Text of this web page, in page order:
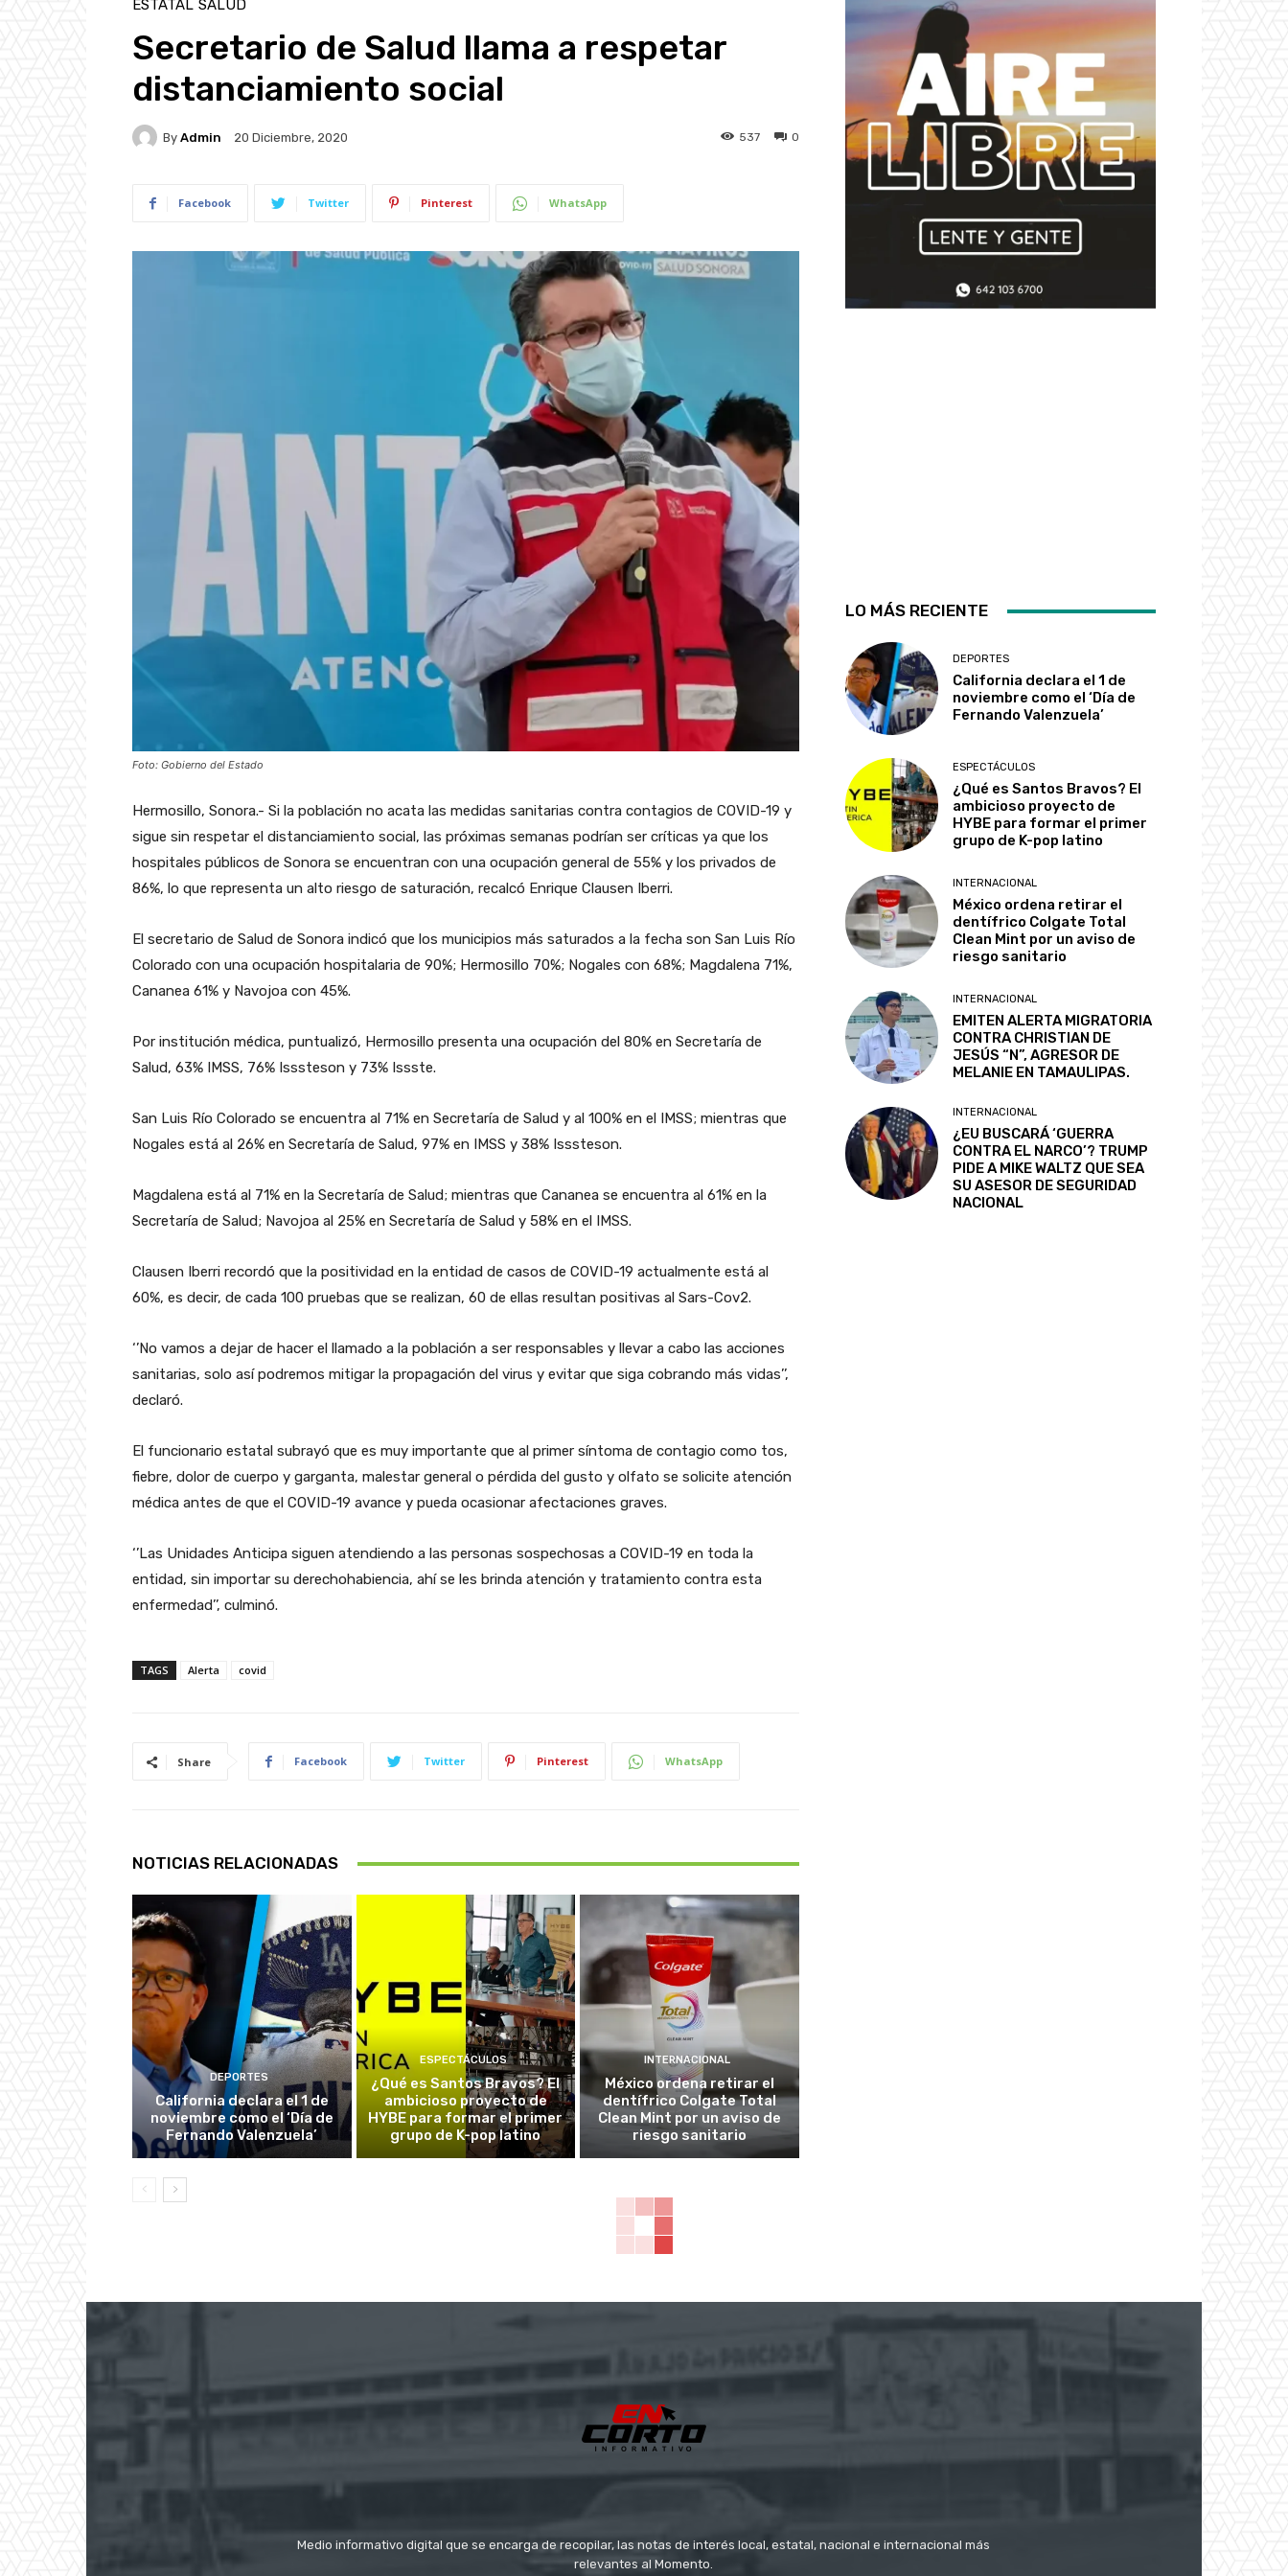
ESTATAL SALUD
Secretario de Salud llama a respetar
distanciamiento social
By Admin 20 Diciembre, 2020 0
537
Facebook Twitter Pinterest WhatsApp
Foto: Gobierno del Estado
Hermosillo, Sonora.- Si la población no acata las medidas sanitarias contra contagios de COVID-19 y
sigue sin respetar el distanciamiento social, las próximas semanas podrían ser críticas ya que los
hospitales públicos de Sonora se encuentran con una ocupación general de 55% y los privados de
86%, lo que representa un alto riesgo de saturación, recalcó Enrique Clausen Iberri.
El secretario de Salud de Sonora indicó que los municipios más saturados a la fecha son San Luis Río
Colorado con una ocupación hospitalaria de 90%; Hermosillo 70%; Nogales con 68%; Magdalena 71%,
Cananea 61% y Navojoa con 45%.
Por institución médica, puntualizó, Hermosillo presenta una ocupación del 80% en Secretaría de
Salud, 63% IMSS, 76% Isssteson y 73% Issste.
San Luis Río Colorado se encuentra al 71% en Secretaría de Salud y al 100% en el IMSS; mientras que
Nogales está al 26% en Secretaría de Salud, 97% en IMSS y 38% Isssteson.
Magdalena está al 71% en la Secretaría de Salud; mientras que Cananea se encuentra al 61% en la
Secretaría de Salud; Navojoa al 25% en Secretaría de Salud y 58% en el IMSS.
Clausen Iberri recordó que la positividad en la entidad de casos de COVID-19 actualmente está al
60%, es decir, de cada 100 pruebas que se realizan, 60 de ellas resultan positivas al Sars-Cov2.
‘’No vamos a dejar de hacer el llamado a la población a ser responsables y llevar a cabo las acciones
sanitarias, solo así podremos mitigar la propagación del virus y evitar que siga cobrando más vidas’’,
declaró.
El funcionario estatal subrayó que es muy importante que al primer síntoma de contagio como tos,
fiebre, dolor de cuerpo y garganta, malestar general o pérdida del gusto y olfato se solicite atención
médica antes de que el COVID-19 avance y pueda ocasionar afectaciones graves.
‘’Las Unidades Anticipa siguen atendiendo a las personas sospechosas a COVID-19 en toda la
entidad, sin importar su derechohabiencia, ahí se les brinda atención y tratamiento contra esta
enfermedad’’, culminó.
TAGS Alerta covid
Share Facebook Twitter Pinterest WhatsApp
NOTICIAS RELACIONADAS
DEPORTES
California declara el 1 de
noviembre como el ‘Día de
Fernando Valenzuela’
ESPECTÁCULOS
¿Qué es Santos Bravos? El
ambicioso proyecto de
HYBE para formar el primer
grupo de K-pop latino
INTERNACIONAL
México ordena retirar el
dentífrico Colgate Total
Clean Mint por un aviso de
riesgo sanitario
LO MÁS RECIENTE
DEPORTES
California declara el 1 de
noviembre como el ‘Día de
Fernando Valenzuela’
ESPECTÁCULOS
¿Qué es Santos Bravos? El
ambicioso proyecto de
HYBE para formar el primer
grupo de K-pop latino
INTERNACIONAL
México ordena retirar el
dentífrico Colgate Total
Clean Mint por un aviso de
riesgo sanitario
INTERNACIONAL
EMITEN ALERTA MIGRATORIA
CONTRA CHRISTIAN DE
JESÚS “N”, AGRESOR DE
MELANIE EN TAMAULIPAS.
INTERNACIONAL
¿EU BUSCARÁ ‘GUERRA
CONTRA EL NARCO’? TRUMP
PIDE A MIKE WALTZ QUE SEA
SU ASESOR DE SEGURIDAD
NACIONAL
Medio informativo digital que se encarga de recopilar, las notas de interés local, estatal, nacional e internacional más
relevantes al Momento.